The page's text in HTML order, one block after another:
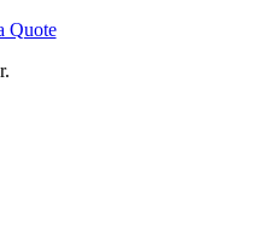
Quote